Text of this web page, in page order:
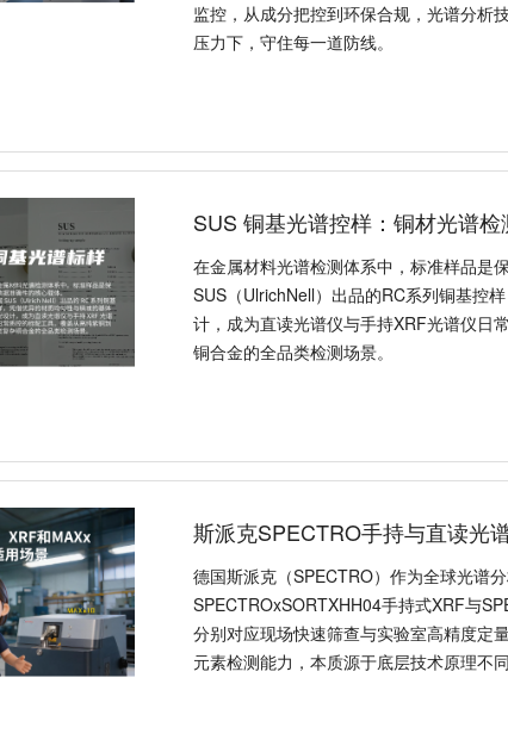
监控，从成分把控到环保合规，光谱分析
压力下，守住每一道防线。
SUS 铜基光谱控样：铜材光谱检
在金属材料光谱检测体系中，标准样品是
SUS（UlrichNell）出品的RC系列铜基控
计，成为直读光谱仪与手持XRF光谱仪日
铜合金的全品类检测场景。
斯派克SPECTRO手持与直读光
德国斯派克（SPECTRO）作为全球光谱
SPECTROxSORTXHH04手持式XRF与
分别对应现场快速筛查与实验室高精度定
元素检测能力，本质源于底层技术原理不